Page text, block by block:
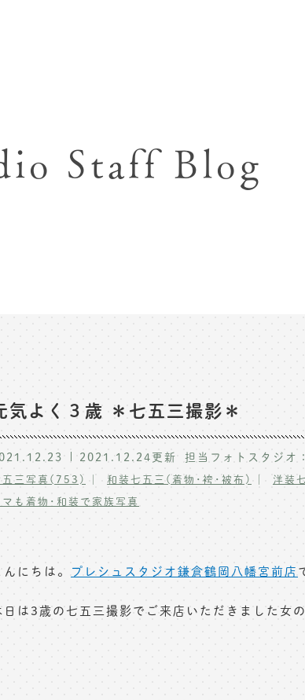
入園入学･卒園卒業記念撮影
ハーフ成
マタニテ
Staff Blog
気よく３歳 ＊七五三撮影＊
2021.12.24更新 担当フォトスタジオ：
五三写真(753) 和装七五三(着物･袴･被布) 洋装
マも着物･和装で家族写真
んにちは。 プレシュスタジオ鎌倉鶴岡八幡宮前店
日は3歳の七五三撮影でご来店いただきました女